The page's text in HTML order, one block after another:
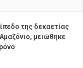
της δεκαετίας
μειώθηκε